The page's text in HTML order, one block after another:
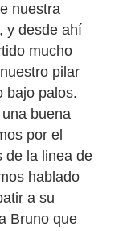
nuestra
y desde ahí
mucho
pilar
bajo palos.
una buena
por el
de la linea de
hablado
a su
Bruno que